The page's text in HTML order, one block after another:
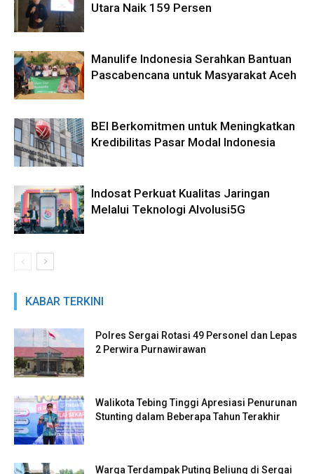
Utara Naik 159 Persen
Manulife Indonesia Serahkan Bantuan
Pascabencana untuk Masyarakat Aceh
BEI Berkomitmen untuk Meningkatkan
Kredibilitas Pasar Modal Indonesia
Indosat Perkuat Kualitas Jaringan
Melalui Teknologi AIvolusi5G
KABAR TERKINI
Polres Sergai Rotasi 49 Personel dan Lepas
2 Perwira Purnawirawan
Walikota Tebing Tinggi Apresiasi Penurunan
Stunting dalam Beberapa Tahun Terakhir
Warga Terdampak Puting Beliung di Sergai